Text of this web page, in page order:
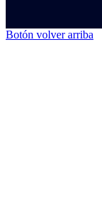
Botón volver arriba